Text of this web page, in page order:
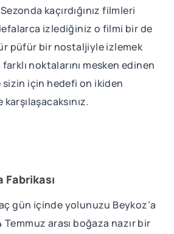
kaçırdığınız filmleri
izlediğiniz o filmi bir de
püfür bir nostaljiyle izlemek
noktalarını mesken edinen
için hedefi on ikiden
Fabrikası
gün içinde yolunuzu Beykoz’a
arası boğaza nazır bir